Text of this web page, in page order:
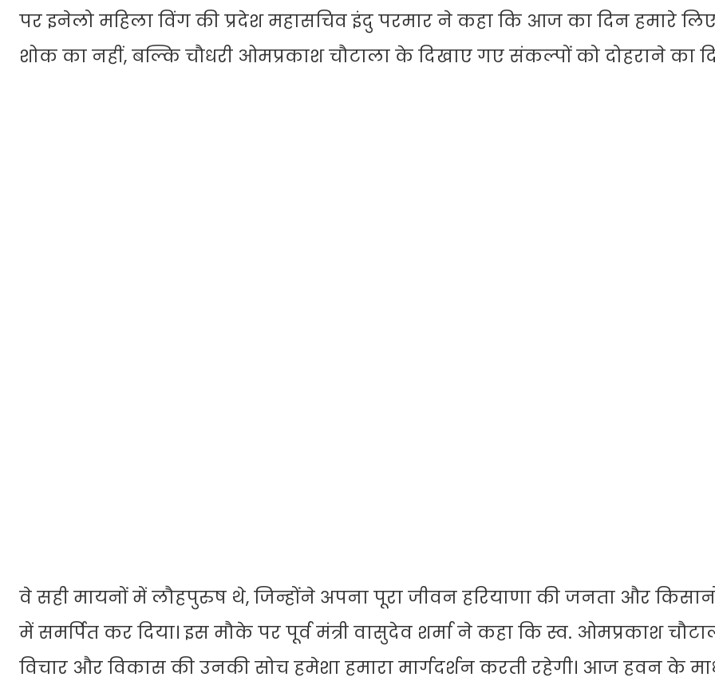
पर इनेलो महिला विंग की प्रदेश महासचिव इंदु परमार ने कहा कि आज का दिन हमारे
शोक का नहीं, बल्कि चौधरी ओमप्रकाश चौटाला के दिखाए गए संकल्पों को दोहराने का
वे सही मायनों में लौहपुरुष थे, जिन्होंने अपना पूरा जीवन हरियाणा की जनता और
में समर्पित कर दिया। इस मौके पर पूर्व मंत्री वासुदेव शर्मा ने कहा कि स्व. ओमप्रकाश
विचार और विकास की उनकी सोच हमेशा हमारा मार्गदर्शन करती रहेगी। आज हवन के